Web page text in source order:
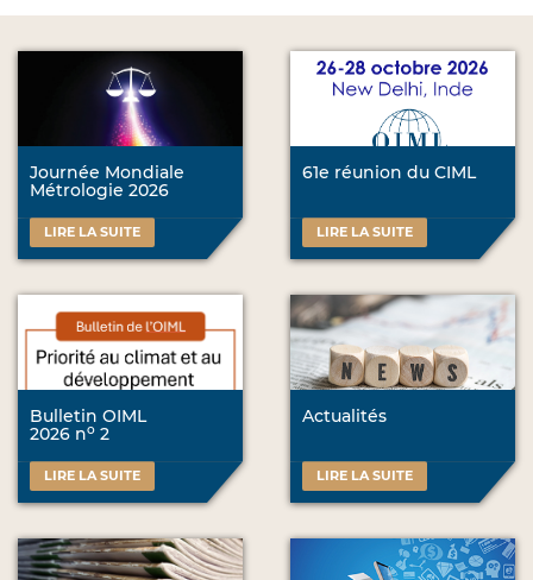
Journée Mondiale
Métrologie 2026
LIRE LA SUITE
61e réunion du CIML
LIRE LA SUITE
Bulletin OIML
2026 no 2
LIRE LA SUITE
Actualités
LIRE LA SUITE